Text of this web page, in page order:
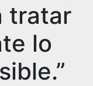
tratar
lo